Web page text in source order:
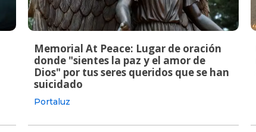
Memorial At Peace: Lugar de oración
donde "sientes la paz y el amor de
Dios" por tus seres queridos que se han
suicidado
Portaluz